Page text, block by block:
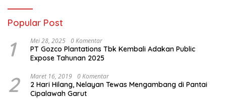
Popular Post
1 Mei 28, 2025 0 Komentar
PT Gozco Plantations Tbk Kembali Adakan Public
Expose Tahunan 2025
2 Maret 16, 2019 0 Komentar
2 Hari Hilang, Nelayan Tewas Mengambang di Pantai
Cipalawah Garut